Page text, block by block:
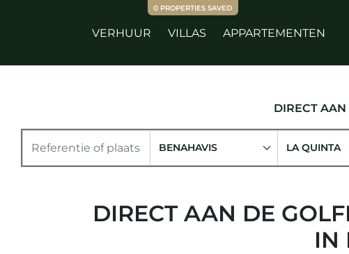
VERHUUR VILLAS APPARTEMENTEN
0 PROPERTIES SAVED
DIRECT
BENAHAVIS LA QUINTA
DIRECT AAN DE
IN